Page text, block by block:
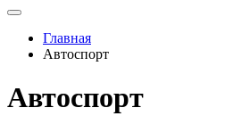
Главная
Автоспорт
Автоспорт